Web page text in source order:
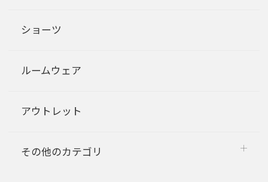
ショーツ
ルームウェア
アウトレット
その他のカテゴリ